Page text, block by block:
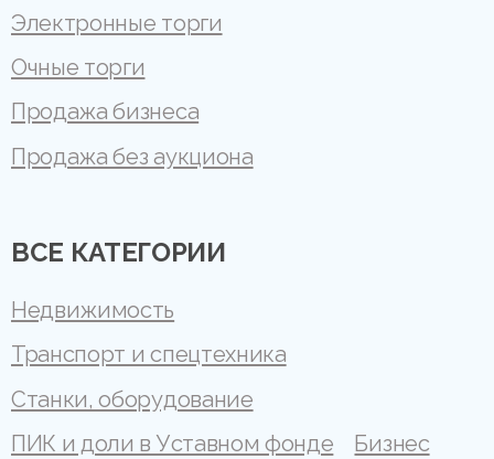
Электронные торги
Очные торги
Продажа бизнеса
Продажа без аукциона
ВСЕ КАТЕГОРИИ
Недвижимость
Транспорт и спецтехника
Станки, оборудование
ПИК и доли в Уставном фонде
Бизнес